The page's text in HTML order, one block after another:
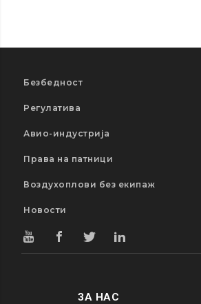
Безбедност
Регулатива
Авио-индустрија
Права на патници
Воздухоплови без екипаж
Новости
ЗА НАС